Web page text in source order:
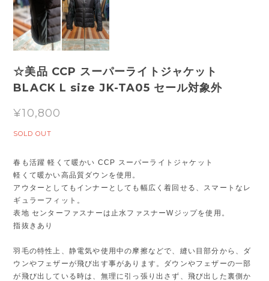
☆美品 CCP スーパーライトジャケット
BLACK L size JK-TA05 セール対象外
¥10,800
SOLD OUT
春も活躍 軽くて暖かい CCP スーパーライトジャケット
軽くて暖かい高品質ダウンを使用。
アウターとしてもインナーとしても幅広く着回せる、スマートなレ
ギュラーフィット。
表地 センターファスナーは止水ファスナーWジップを使用。
指抜きあり
羽毛の特性上、静電気や使用中の摩擦などで、縫い目部分から、ダ
ウンやフェザーが飛び出す事があります。ダウンやフェザーの一部
が飛び出している時は、無理に引っ張り出さず、飛び出した裏側か